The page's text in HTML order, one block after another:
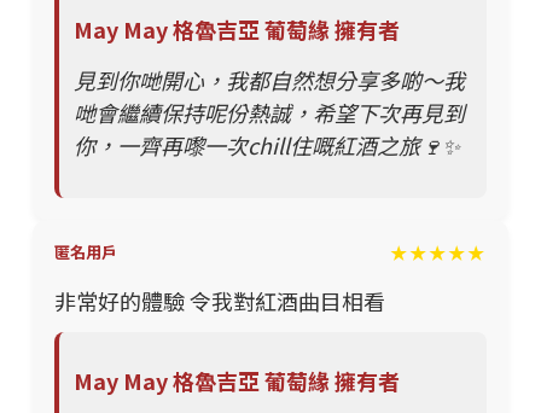
May May 格魯吉亞 葡萄緣 擁有者
見到你哋開心，我都自然想分享多啲～我
哋會繼續保持呢份熱誠，希望下次再見到
你，一齊再嚟一次chill住嘅紅酒之旅🍷✨
匿名用戶 ★★★★★
非常好的體驗 令我對紅酒曲目相看
May May 格魯吉亞 葡萄緣 擁有者